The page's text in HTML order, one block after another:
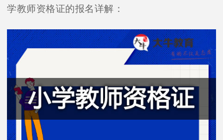
学教师资格证的报名详解：